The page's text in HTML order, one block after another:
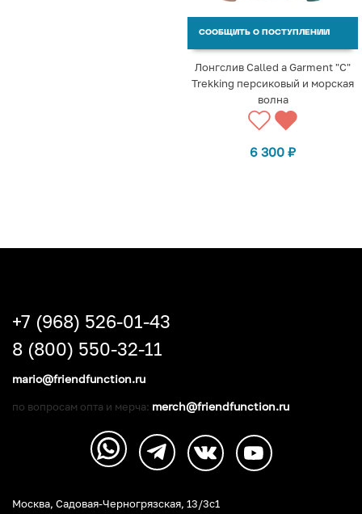
СООБЩИТЬ О ПОСТУПЛЕНИИ
Лонгслив Called a Garment "C"
Trekking персиковый и морская
волна
6 300 ₽
Москва, Садовая-Черногрязская, 13/3c1
+7 (968) 526-01-43
8 (800) 550-32-11
mario@friendfunction.ru
по вопросам опта и мерча: merch@friendfunction.ru